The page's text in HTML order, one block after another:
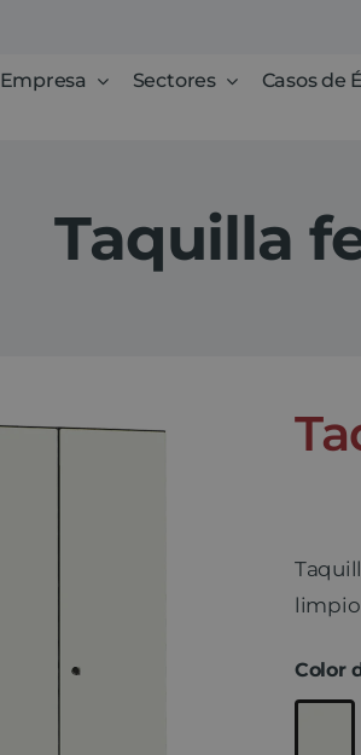
Empresa Sectores Casos de
Taquilla
limpio
Color